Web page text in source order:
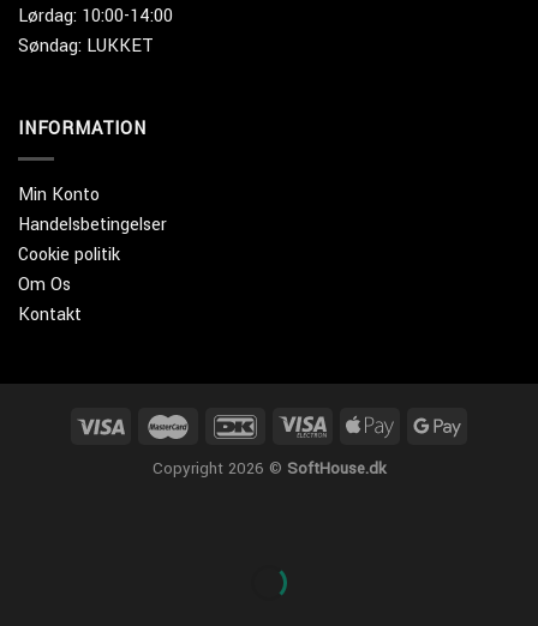
Lørdag: 10:00-14:00
Søndag: LUKKET
INFORMATION
Min Konto
Handelsbetingelser
Cookie politik
Om Os
Kontakt
Copyright 2026 © SoftHouse.dk